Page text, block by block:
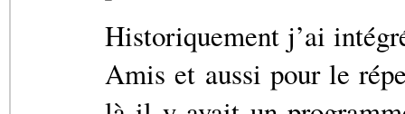
Historiquement j’ai
Amis et aussi pour le